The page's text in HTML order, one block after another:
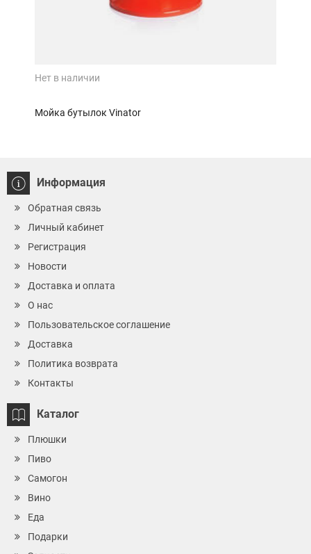
Нет в наличии
Мойка бутылок Vinator
Информация
Обратная связь
Личный кабинет
Регистрация
Новости
Доставка и оплата
О нас
Пользовательское соглашение
Доставка
Политика возврата
Контакты
Каталог
Плюшки
Пиво
Самогон
Вино
Еда
Подарки